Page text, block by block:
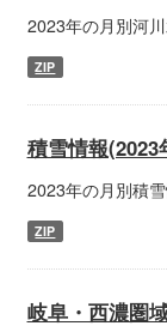
2023年の月別河
ZIP
積雪情報(2023
2023年の月別積
ZIP
岐阜・西濃圏